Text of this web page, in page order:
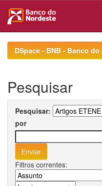
navigationDSpace - BNB - Banco
Pesquisar
Pesquisar:
por
Filtros correntes: